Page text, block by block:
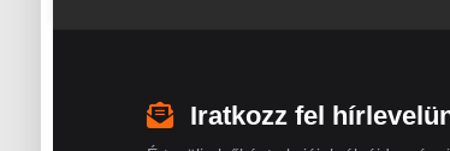
Iratkozz fel